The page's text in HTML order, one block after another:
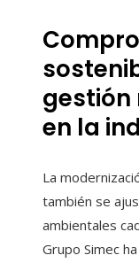
gestión
en la
La
también se
ambientales
Grupo Simec